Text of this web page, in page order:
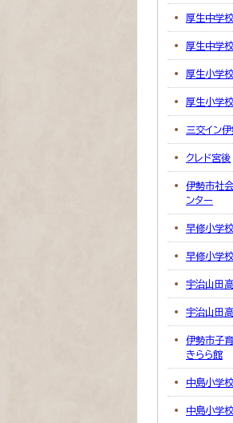
厚生中学
厚生中学
厚生小学
厚生小学
三交イン
クレド宮後
伊勢市社
ンター
早修小学
早修小学
宇治山田
宇治山田
伊勢市子
きらら館
中島小学
中島小学